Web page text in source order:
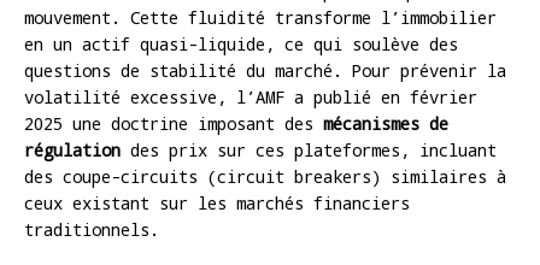
mouvement. Cette fluidité transforme l’immobilier
en un actif quasi-liquide, ce qui soulève des
questions de stabilité du marché. Pour prévenir la
volatilité excessive, l’AMF a publié en février
2025 une doctrine imposant des mécanismes de
régulation des prix sur ces plateformes, incluant
des coupe-circuits (circuit breakers) similaires à
ceux existant sur les marchés financiers
traditionnels.